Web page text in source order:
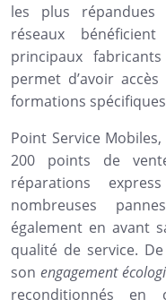
les plus
réseaux
principaux
permet d’avoir
formations
Point Service
200 points de
réparations
nombreuses
également en avant
qualité de service.
son engagement
reconditionnés en